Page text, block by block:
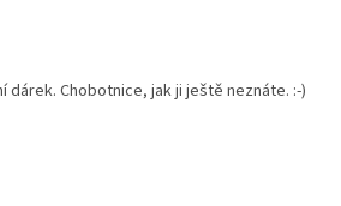
Chobotnice, jak ji ještě neznáte. :-)